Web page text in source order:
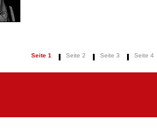
Seite 1 Seite 2 Seite 3 Seite 4